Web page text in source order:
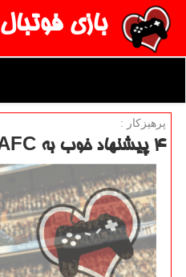
بازی فوتبال
پرهیزكار :
۴ پیشنهاد خوب به AFC داده ایم